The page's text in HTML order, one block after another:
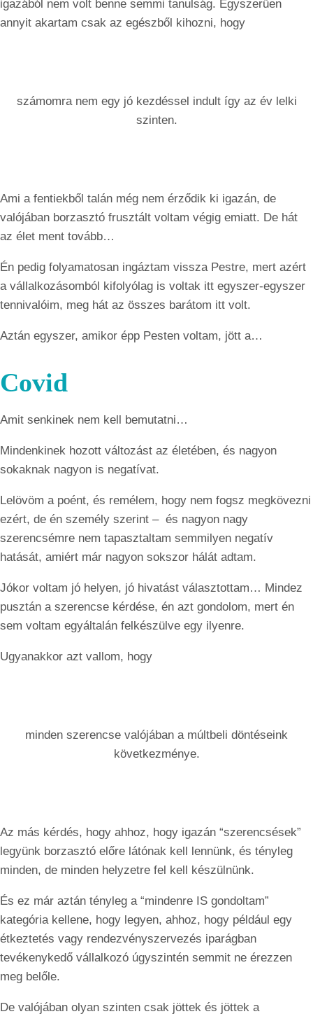
igazából nem volt benne semmi tanulság. Egyszerűen
annyit akartam csak az egészből kihozni, hogy
számomra nem egy jó kezdéssel indult így az év lelki
szinten.
Ami a fentiekből talán még nem érződik ki igazán, de
valójában borzasztó frusztált voltam végig emiatt. De hát
az élet ment tovább…
Én pedig folyamatosan ingáztam vissza Pestre, mert azért
a vállalkozásomból kifolyólag is voltak itt egyszer-egyszer
tennivalóim, meg hát az összes barátom itt volt.
Aztán egyszer, amikor épp Pesten voltam, jött a…
Covid
Amit senkinek nem kell bemutatni…
Mindenkinek hozott változást az életében, és nagyon
sokaknak nagyon is negatívat.
Lelövöm a poént, és remélem, hogy nem fogsz megkövezni
ezért, de én személy szerint – és nagyon nagy
szerencsémre nem tapasztaltam semmilyen negatív
hatását, amiért már nagyon sokszor hálát adtam.
Jókor voltam jó helyen, jó hivatást választottam… Mindez
pusztán a szerencse kérdése, én azt gondolom, mert én
sem voltam egyáltalán felkészülve egy ilyenre.
Ugyanakkor azt vallom, hogy
minden szerencse valójában a múltbeli döntéseink
következménye.
Az más kérdés, hogy ahhoz, hogy igazán “szerencsések”
legyünk borzasztó előre látónak kell lennünk, és tényleg
minden, de minden helyzetre fel kell készülnünk.
És ez már aztán tényleg a “mindenre IS gondoltam”
kategória kellene, hogy legyen, ahhoz, hogy például egy
étkeztetés vagy rendezvényszervezés iparágban
tevékenykedő vállalkozó úgyszintén semmit ne érezzen
meg belőle.
De valójában olyan szinten csak jöttek és jöttek a